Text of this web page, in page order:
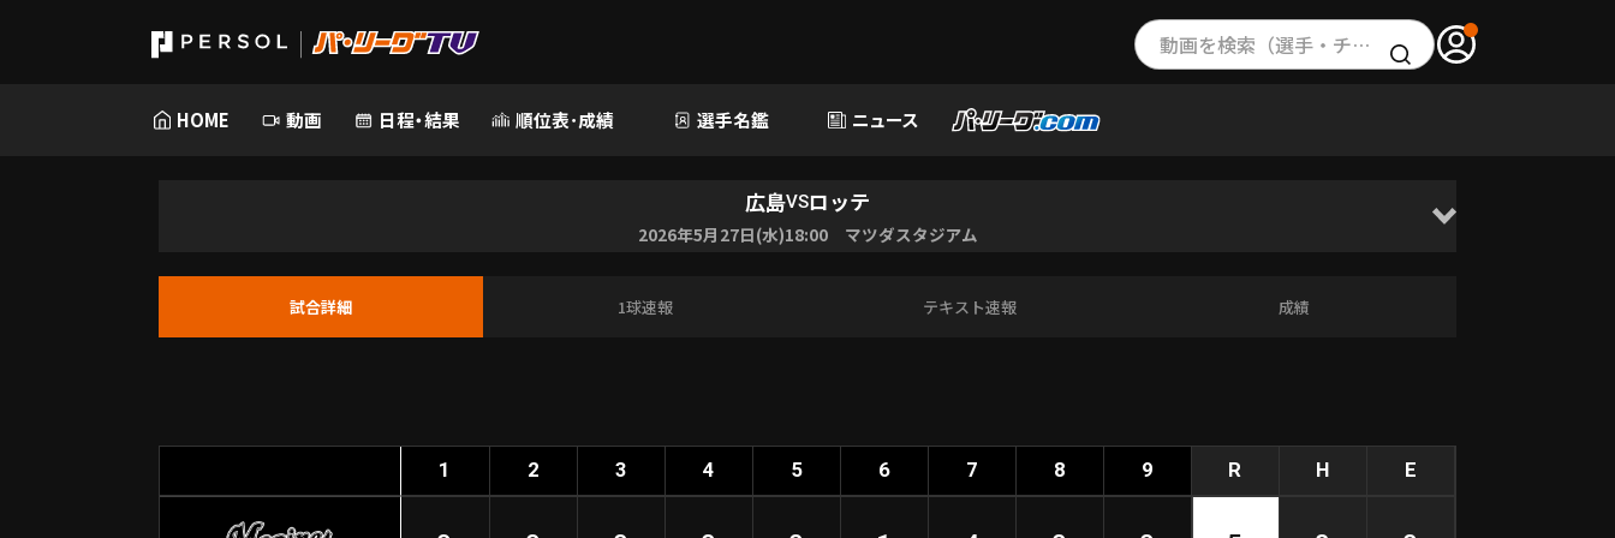
動画を検索（選手・チーム・プレー内容…）
HOME 動画 日程・結果 順位表･成績 選手名鑑 ニュース
広島VSロッテ
2026年5月27日(水)18:00 マツダスタジアム
試合詳細 1球速報 テキスト速報 成績
1 2 3 4 5 6 7 8 9 R H E